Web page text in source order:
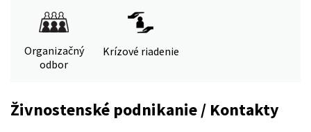
Organizačný
odbor
Krízové riadenie
Živnostenské podnikanie / Kontakty